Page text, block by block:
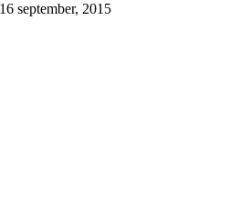
16 september, 2015